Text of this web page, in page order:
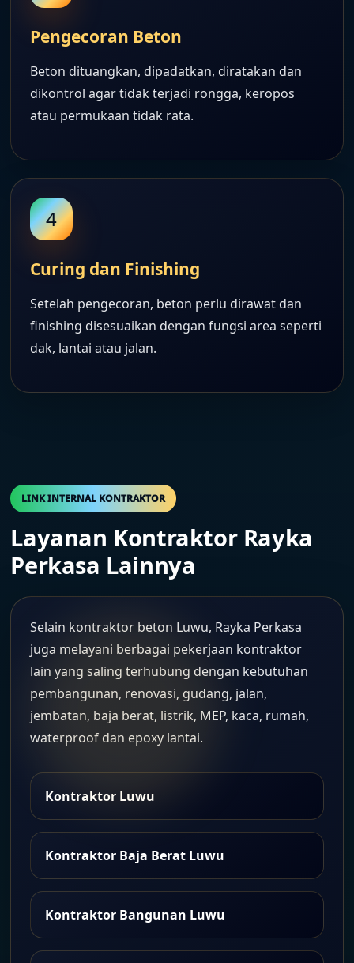
Pengecoran Beton
Beton dituangkan, dipadatkan, diratakan dan
dikontrol agar tidak terjadi rongga, keropos
atau permukaan tidak rata.
4
Curing dan Finishing
Setelah pengecoran, beton perlu dirawat dan
finishing disesuaikan dengan fungsi area seperti
dak, lantai atau jalan.
LINK INTERNAL KONTRAKTOR
Layanan Kontraktor Rayka
Perkasa Lainnya
Selain kontraktor beton Luwu, Rayka Perkasa
juga melayani berbagai pekerjaan kontraktor
lain yang saling terhubung dengan kebutuhan
pembangunan, renovasi, gudang, jalan,
jembatan, baja berat, listrik, MEP, kaca, rumah,
waterproof dan epoxy lantai.
Kontraktor Luwu
Kontraktor Baja Berat Luwu
Kontraktor Bangunan Luwu